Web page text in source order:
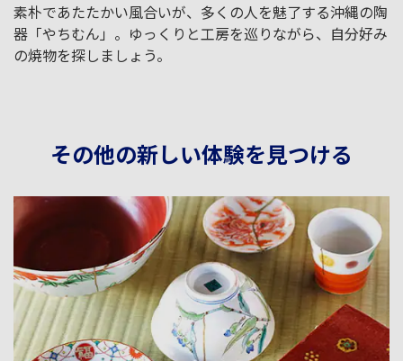
素朴であたたかい風合いが、多くの人を魅了する沖縄の陶
器「やちむん」。ゆっくりと工房を巡りながら、自分好み
の焼物を探しましょう。
その他の新しい体験を見つける